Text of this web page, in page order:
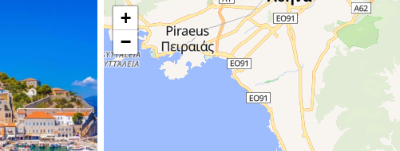
80,00 €
/ semaine
+
−